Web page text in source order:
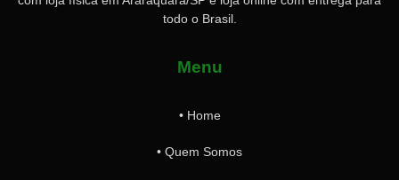
todo o Brasil.
Menu
• Home
• Quem Somos